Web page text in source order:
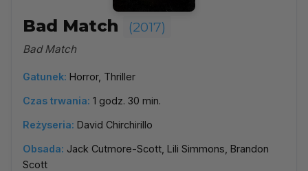
Bad Match (2017)
Bad Match
Gatunek: Horror, Thriller
Czas trwania: 1 godz. 30 min.
Reżyseria: David Chirchirillo
Obsada: Jack Cutmore-Scott, Lili Simmons, Brandon
Scott